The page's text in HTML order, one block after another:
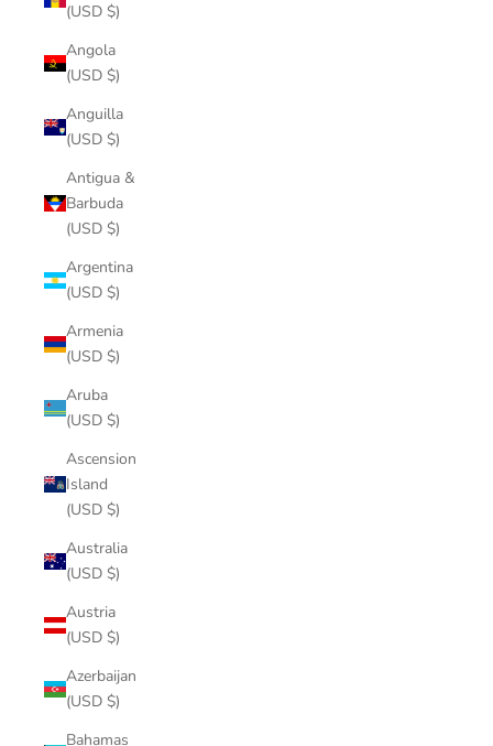
(USD $)
Angola
(USD $)
Anguilla
(USD $)
Antigua &
Barbuda
(USD $)
Argentina
(USD $)
Armenia
(USD $)
Aruba
(USD $)
Ascension
Island
(USD $)
Australia
(USD $)
Austria
(USD $)
Azerbaijan
(USD $)
Bahamas